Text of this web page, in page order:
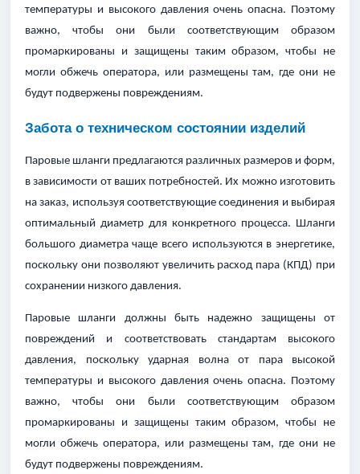
температуры и высокого давления очень опасна. Поэтому
важно, чтобы они были соответствующим образом
промаркированы и защищены таким образом, чтобы не
могли обжечь оператора, или размещены там, где они не
будут подвержены повреждениям.
Забота о техническом состоянии изделий
Паровые шланги предлагаются различных размеров и форм,
в зависимости от ваших потребностей. Их можно изготовить
на заказ, используя соответствующие соединения и выбирая
оптимальный диаметр для конкретного процесса. Шланги
большого диаметра чаще всего используются в энергетике,
поскольку они позволяют увеличить расход пара (КПД) при
сохранении низкого давления.
Паровые шланги должны быть надежно защищены от
повреждений и соответствовать стандартам высокого
давления, поскольку ударная волна от пара высокой
температуры и высокого давления очень опасна. Поэтому
важно, чтобы они были соответствующим образом
промаркированы и защищены таким образом, чтобы не
могли обжечь оператора, или размещены там, где они не
будут подвержены повреждениям.